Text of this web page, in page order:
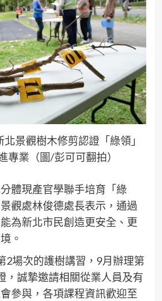
景觀樹木修剪認證「綠領」
專業（圖/彭可可翻拍）
體現產官學聯手培育「綠
觀處林俊德處長表示，通過
為新北市民創造更安全、更
。
2場次的護樹講習，9月辦理第
，誠摯邀請相關從業人員及有
參與，各項課程資訊歡迎至